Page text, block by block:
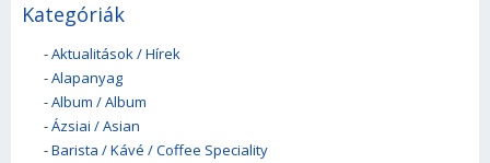
Kategóriák
-Aktualitások / Hírek
-Alapanyag
-Album / Album
-Ázsiai / Asian
-Barista / Kávé / Coffee Speciality